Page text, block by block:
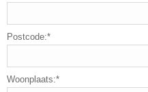
Postcode:*
Woonplaats:*